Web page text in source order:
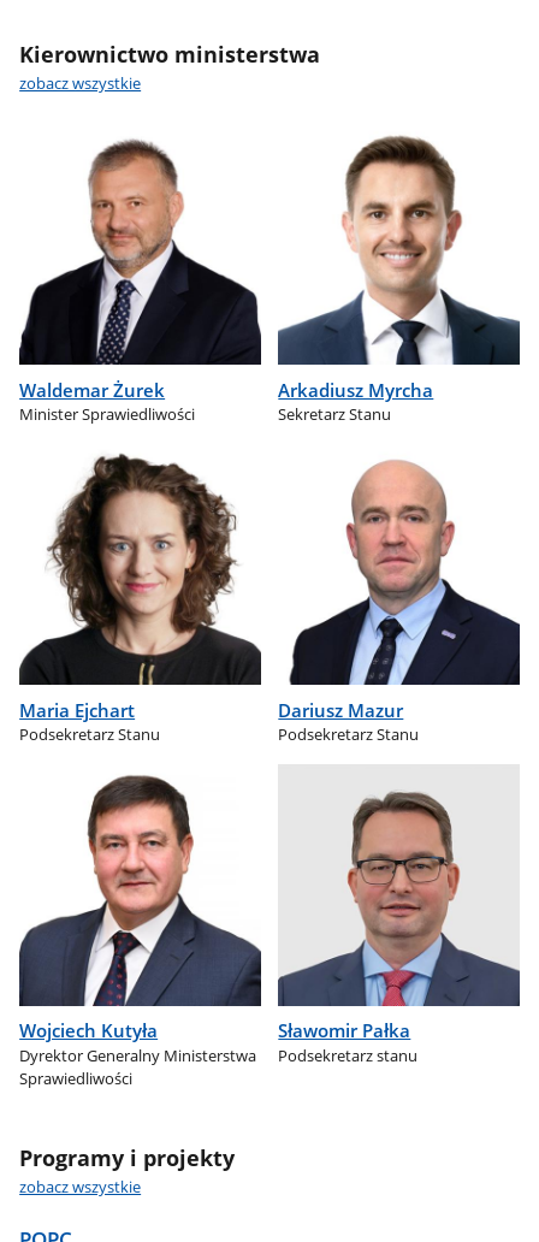
Kierownictwo ministerstwa
zobacz wszystkie
Waldemar Żurek
Minister Sprawiedliwości
Arkadiusz Myrcha
Sekretarz Stanu
Maria Ejchart
Podsekretarz Stanu
Dariusz Mazur
Podsekretarz Stanu
Wojciech Kutyła
Dyrektor Generalny Ministerstwa
Sprawiedliwości
Sławomir Pałka
Podsekretarz stanu
Programy i projekty
zobacz wszystkie